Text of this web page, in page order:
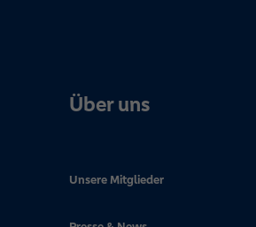
Über uns
Unsere Mitglieder